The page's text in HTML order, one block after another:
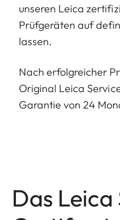
unseren Leica
Prüfgeräten auf
lassen.
Nach erfolgreicher
Original Leica
Garantie von 24
Das